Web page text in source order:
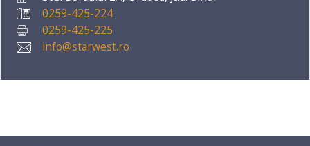
0259-425-224
0259-425-225
info@starwest.ro